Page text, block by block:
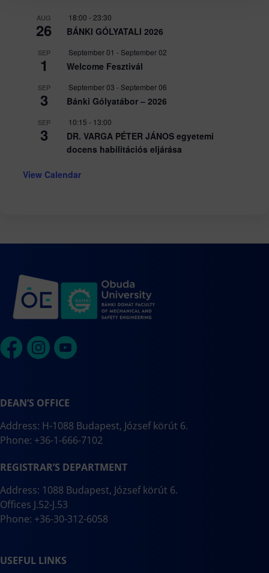
AUG
26
18:00 - 23:30
BÁNKI GÓLYATALI 2026
SEP
1
September 01 -September 02
Welcome Fesztivál
SEP
3
September 03 -September 06
Bánki Gólyatábor – 2026
SEP
3
10:15 - 13:00
DR. VARGA PÉTER JÁNOS egyetemi
docens habilitációs eljárása
View Calendar
DEAN’S OFFICE
Address: H-1088 Budapest, József körút 6.
Phone: +36-1-666-7102
REGISTRAR’S DEPARTMENT
Address: 1088 Budapest, József körút 6.
Offices J.52-J.53
Phone: +36-30-312-6058
USEFUL LINKS